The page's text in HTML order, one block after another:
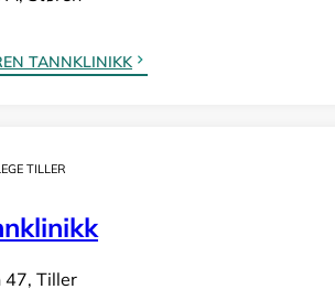
TANNKLINIKK
TILLER
47, Tiller